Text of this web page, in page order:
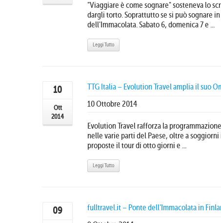
"Viaggiare è come sognare" sosteneva lo
dargli torto. Soprattutto se si può sognare
dell'Immacolata. Sabato 6, domenica 7 e ...
Leggi Tutto
10
Ott
2014
TTG Italia – Evolution Travel amplia il suo
10 Ottobre 2014
Evolution Travel rafforza la
nelle varie parti del Paese, oltre a soggiorni
proposte il tour di otto giorni e ...
Leggi Tutto
09
fulltravel.it – Ponte dell’Immacolata in